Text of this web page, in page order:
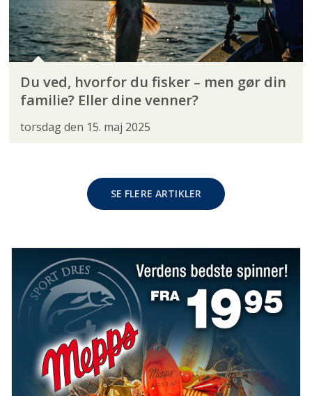
Du ved, hvorfor du fisker – men gør din
familie? Eller dine venner?
torsdag den 15. maj 2025
SE FLERE ARTIKLER